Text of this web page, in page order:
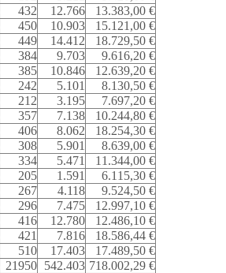
21950 542.403 718.002,29 €
432 12.766
13.383,00 €
450 10.903
15.121,00 €
449 14.412
18.729,50 €
384 9.703
9.616,20 €
385 10.846
12.639,20 €
242 5.101
8.130,50 €
212 3.195
7.697,20 €
357 7.138
10.244,80 €
406 8.062
18.254,30 €
308 5.901
8.639,00 €
334 5.471
11.344,00 €
205 1.591
6.115,30 €
267 4.118
9.524,50 €
296 7.475
12.997,10 €
416 12.780
12.486,10 €
421 7.816
18.586,44 €
510 17.403 17.489,50 €